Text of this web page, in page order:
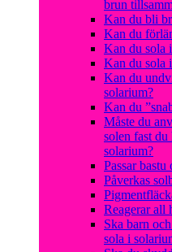
brun
Kan du bli
Kan du
Kan du sola
Kan du sola
Kan du
solarium?
Kan du
Måste du
solen fast
solarium?
Passar
Påverkas
Reagerar all
Ska barn
sola i